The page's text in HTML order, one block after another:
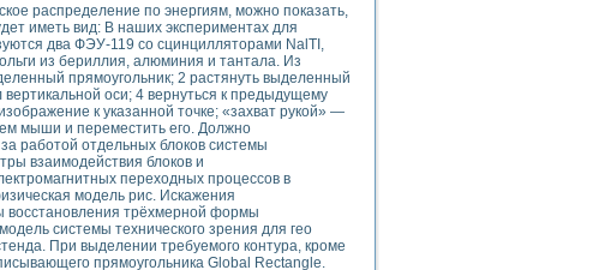
NATIONAL INSTRUMENTS
осциллографа и исследования методов расширения его полосы
измерений
джиттера
распределение по энергиям, можно показать,
иметь вид: В наших экспериментах для
два ФЭУ-119 со сцинцилляторами NalTI,
из бериллия, алюминия и тантала. Из
прямоугольник; 2 растянуть выделенный
оси; 4 вернуться к предыдущему
к указанной точке; «захват рукой» —
мыши и переместить его. Должно
работой отдельных блоков системы
взаимодействия блоков и
переходных процессов в
модель рис. Искажения
восстановления трёхмерной формы
системы технического зрения для гео
При выделении требуемого контура, кроме
прямоугольника Global Rectangle.